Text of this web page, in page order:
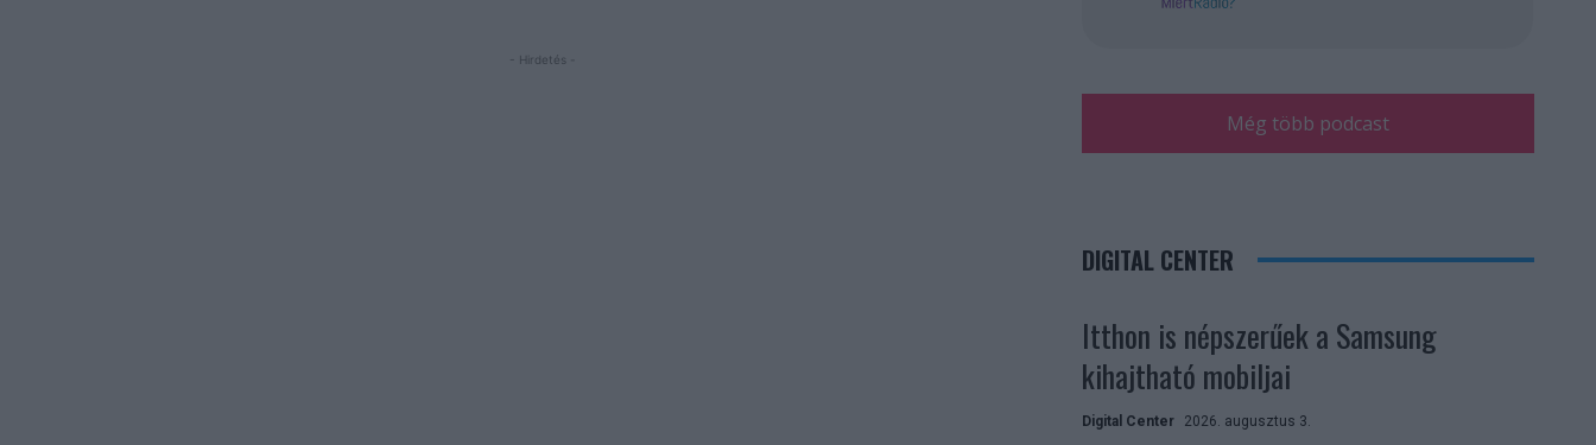
- Hirdetés -
Még több podcast
DIGITAL CENTER
Itthon is népszerűek a Samsung
kihajtható mobiljai
Digital Center 2026. augusztus 3.